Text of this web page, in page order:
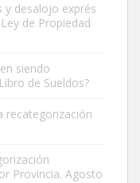
y desalojo exprés
de Propiedad
siendo
de Sueldos?
recategorización
Provincia. Agosto